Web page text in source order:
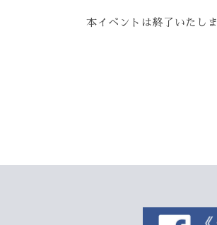
本イベントは終了いたし